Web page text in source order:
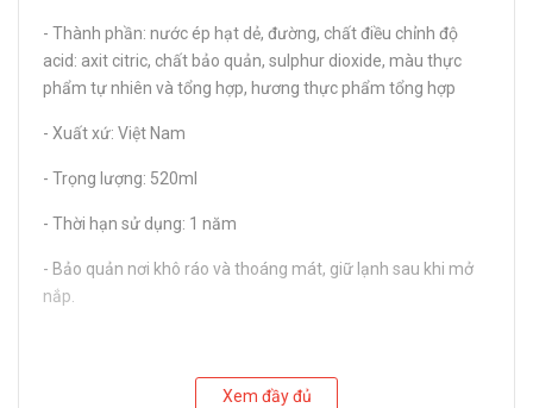
- Thành phần: nước ép hạt dẻ, đường, chất điều chỉnh độ
acid: axit citric, chất bảo quản, sulphur dioxide, màu thực
phẩm tự nhiên và tổng hợp, hương thực phẩm tổng hợp
- Xuất xứ: Việt Nam
- Trọng lượng: 520ml
- Thời hạn sử dụng: 1 năm
- Bảo quản nơi khô ráo và thoáng mát, giữ lạnh sau khi mở
nắp.
Xem đầy đủ